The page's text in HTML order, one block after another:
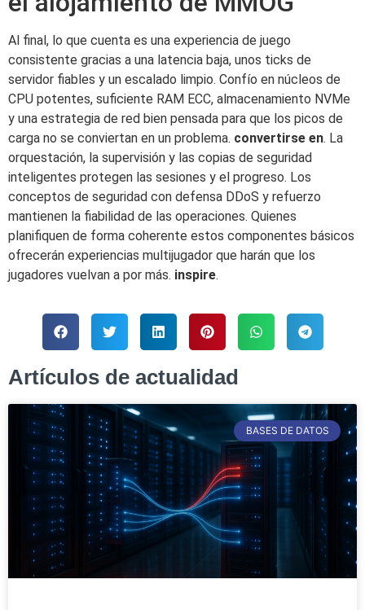
Al final, lo que cuenta es una experiencia de juego
consistente gracias a una latencia baja, unos ticks de
servidor fiables y un escalado limpio. Confío en núcleos de
CPU potentes, suficiente RAM ECC, almacenamiento NVMe
y una estrategia de red bien pensada para que los picos de
carga no se conviertan en un problema. convertirse en. La
orquestación, la supervisión y las copias de seguridad
inteligentes protegen las sesiones y el progreso. Los
conceptos de seguridad con defensa DDoS y refuerzo
mantienen la fiabilidad de las operaciones. Quienes
planifiquen de forma coherente estos componentes básicos
ofrecerán experiencias multijugador que harán que los
jugadores vuelvan a por más. inspire.
Artículos de actualidad
BASES DE DATOS